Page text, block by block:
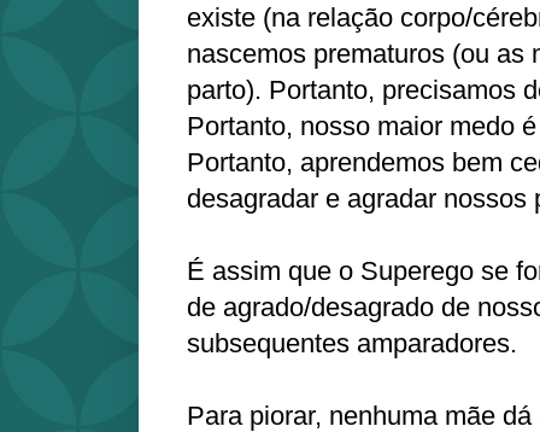
existe (na relação corpo/
nascemos prematuros (ou as
parto). Portanto, precisamos
Portanto, nosso maior medo
Portanto, aprendemos bem
desagradar e agradar nossos
É assim que o Superego se
de agrado/desagrado de
subsequentes amparadores.
Para piorar, nenhuma mãe